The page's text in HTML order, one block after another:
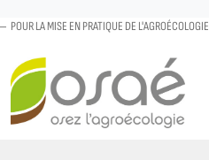
POUR LA MISE EN PRATIQUE DE L'AGROÉCOLOGIE